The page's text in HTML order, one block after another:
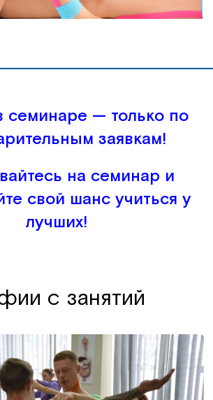
семинаре — только по
заявкам!
на семинар и
свой шанс учиться у
лучших!
с занятий